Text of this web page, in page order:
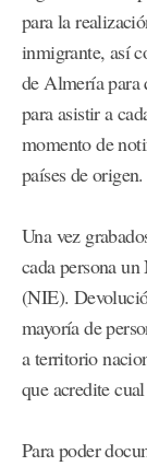
para la
inmigrante, así
de Almería para
para asistir a
momento de
países de origen.
Una vez
cada persona
(NIE).
mayoría de
a territorio
que acredite
Para poder